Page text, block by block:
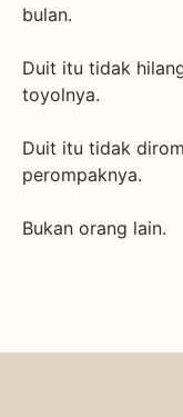
bulan.
Duit itu tidak
toyolnya.
Duit itu tidak
perompaknya.
Bukan orang lain.